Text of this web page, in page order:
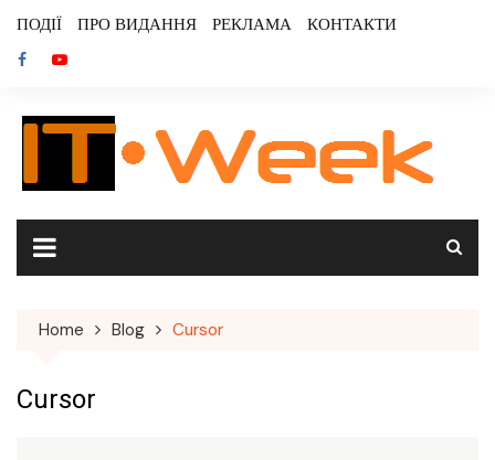
content
ПОДІЇ ПРО ВИДАННЯ РЕКЛАМА КОНТАКТИ
Home Blog Cursor
Cursor